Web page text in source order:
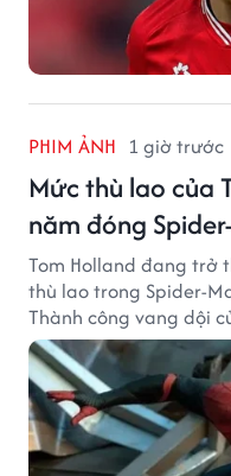
PHIM ẢNH 1 giờ trước
Mức thù lao của
năm đóng
Tom Holland đang trở
thù lao trong Spider-
Thành công vang dội
trình thăng hạng đáng
một thập kỷ gắn bó